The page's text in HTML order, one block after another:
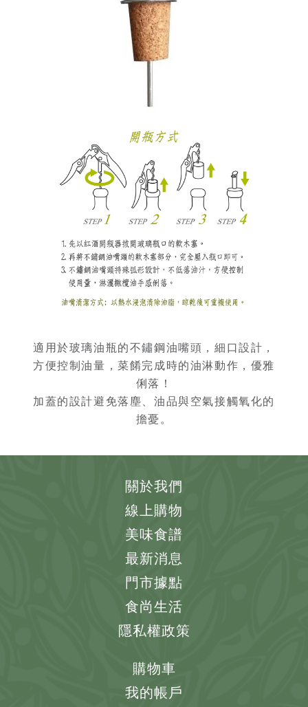
適用於玻璃油瓶的不鏽鋼油嘴頭，細口設計，
方便控制油量，菜餚完成時的油淋動作，優雅
俐落！
加蓋的設計避免落塵、油品與空氣接觸氧化的
擔憂。
關於我們
線上購物
美味食譜
最新消息
門市據點
食尚生活
隱私權政策
購物車
我的帳戶